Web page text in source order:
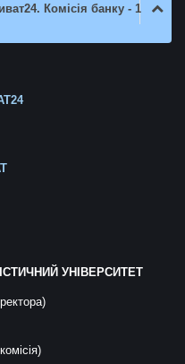
Комісія банку - 1
УНІВЕРСИТЕТ